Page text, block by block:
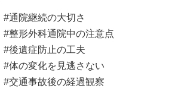
#通院継続の大切さ
#整形外科通院中の注意点
#後遺症防止の工夫
#体の変化を見逃さない
#交通事故後の経過観察